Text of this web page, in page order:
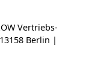
Vertriebs-
Berlin |